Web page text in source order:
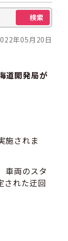
検索
年05月20日
道開発局が
施されま
車両のスタ
された迂回